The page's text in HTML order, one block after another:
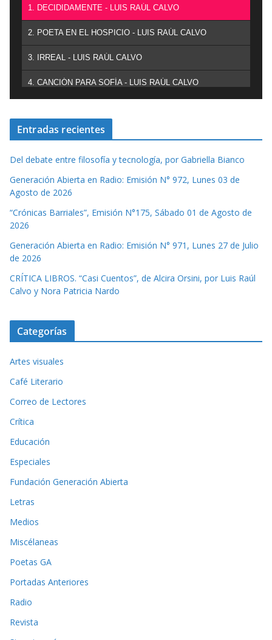
1. DECIDIDAMENTE - LUIS RAÚL CALVO
2. POETA EN EL HOSPICIO - LUIS RAÚL CALVO
3. IRREAL - LUIS RAÚL CALVO
4. CANCIÓN PARA SOFÍA - LUIS RAÚL CALVO
Entradas recientes
Del debate entre filosofía y tecnología, por Gabriella Bianco
Generación Abierta en Radio: Emisión N° 972, Lunes 03 de
Agosto de 2026
“Crónicas Barriales”, Emisión N°175, Sábado 01 de Agosto de
2026
Generación Abierta en Radio: Emisión N° 971, Lunes 27 de Julio
de 2026
CRÍTICA LIBROS. “Casi Cuentos”, de Alcira Orsini, por Luis Raúl
Calvo y Nora Patricia Nardo
Categorías
Artes visuales
Café Literario
Correo de Lectores
Crítica
Educación
Especiales
Fundación Generación Abierta
Letras
Medios
Miscélaneas
Poetas GA
Portadas Anteriores
Radio
Revista